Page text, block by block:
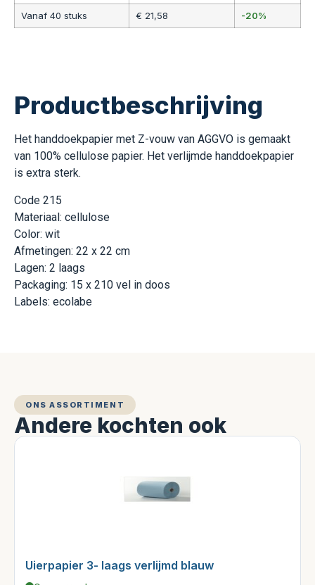
Vanaf 40 stuks € 21,58 -20%
Productbeschrijving
Het handdoekpapier met Z-vouw van AGGVO is gemaakt
van 100% cellulose papier. Het verlijmde handdoekpapier
is extra sterk.
Code 215
Materiaal: cellulose
Color: wit
Afmetingen: 22 x 22 cm
Lagen: 2 laags
Packaging: 15 x 210 vel in doos
Labels: ecolabe
ONS ASSORTIMENT
Andere kochten ook
Uierpapier 3- laags verlijmd blauw